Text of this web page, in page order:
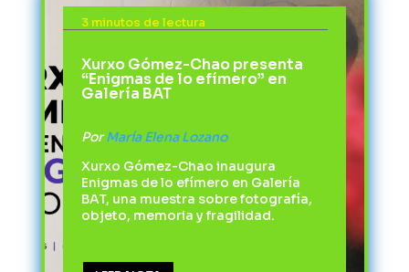
3 minutos de lectura
Xurxo Gómez-Chao presenta
“Enigmas de lo efímero” en
Galería BAT
PorMaría Elena Lozano
Xurxo Gómez-Chao inaugura
Enigmas de lo efímero en Galería
BAT, una muestra sobre fotografía,
objeto, memoria y fragilidad.